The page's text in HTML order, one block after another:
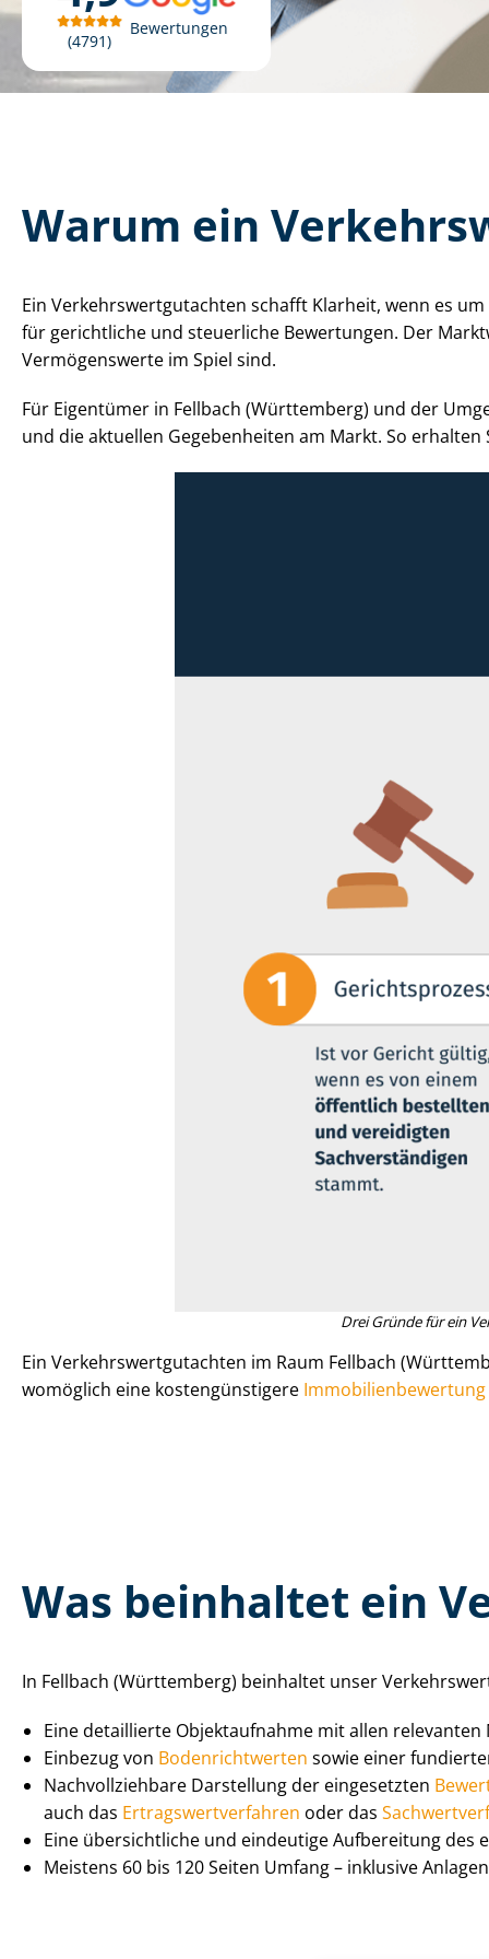
4791
Bewertungen
Warum ein
Ein Ver­kehrs­wert­gut­ach­ten schafft Klarheit, wenn es
für gerichtliche und steuerliche Bewertungen. Der
Vermögenswerte im Spiel sind.
Für Eigentümer in Fellbach (Württemberg) und der
und die aktuellen Gegebenheiten am Markt. So
Drei Gründe für ein
Ein Ver­kehrs­wert­gut­ach­ten im Raum Fellbach
womöglich eine kos­ten­güns­ti­ge­re
Was beinhaltet ein
In Fellbach (Württemberg) beinhaltet unser
Eine detaillierte Objektaufnahme mit allen
Einbezug von Bo­den­richt­wer­ten sowie einer
Nach­voll­zieh­ba­re Darstellung der eingesetzten
auch das Er­trags­wert­ver­fah­ren oder das
Eine übersichtliche und eindeutige Aufbereitung des
Meistens 60 bis 120 Seiten Umfang – inklusive